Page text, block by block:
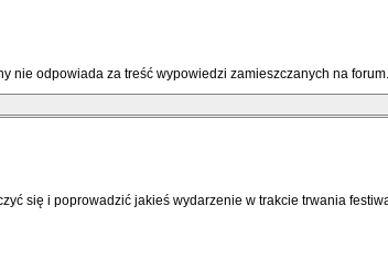
nie odpowiada za treść wypowiedzi zamieszczanych na forum.
się i poprowadzić jakieś wydarzenie w trakcie trwania